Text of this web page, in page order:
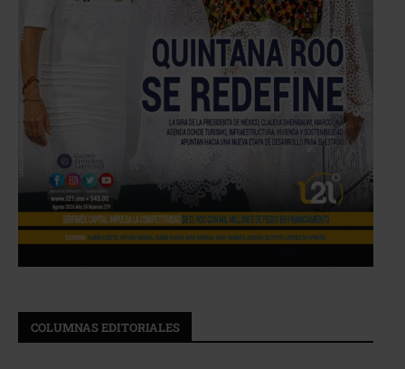
COLUMNAS EDITORIALES